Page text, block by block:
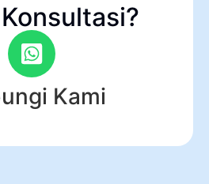
Kami